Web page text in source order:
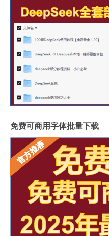
免费可商用字体批量下载